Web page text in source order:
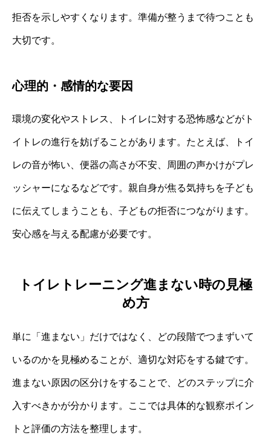
拒否を示しやすくなります。準備が整うまで待つことも
大切です。
心理的・感情的な要因
環境の変化やストレス、トイレに対する恐怖感などがト
イトレの進行を妨げることがあります。たとえば、トイ
レの音が怖い、便器の高さが不安、周囲の声かけがプレ
ッシャーになるなどです。親自身が焦る気持ちを子ども
に伝えてしまうことも、子どもの拒否につながります。
安心感を与える配慮が必要です。
トイレトレーニング進まない時の見極
め方
単に「進まない」だけではなく、どの段階でつまずいて
いるのかを見極めることが、適切な対応をする鍵です。
進まない原因の区分けをすることで、どのステップに介
入すべきかが分かります。ここでは具体的な観察ポイン
トと評価の方法を整理します。